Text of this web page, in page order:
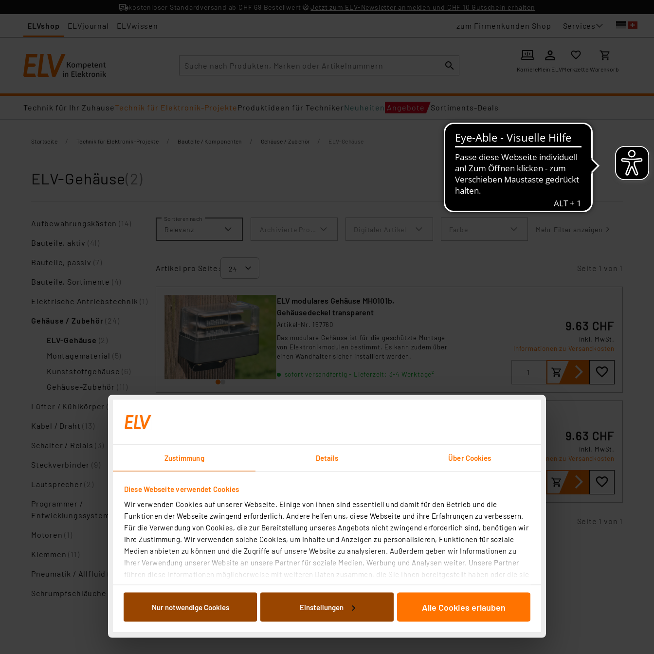
Zustimmung Details Über Cookies
Diese Webseite verwendet Cookies
Wir verwenden Cookies auf unserer Webseite. Einige von ihnen sind essentiell und damit für den Betrieb und die
Funktionen der Webseite zwingend erforderlich. Andere helfen uns, diese Webseite und ihre Erfahrungen zu verbessern.
Für die Verwendung von Cookies, die zur Bereitstellung unseres Angebots nicht zwingend erforderlich sind, benötigen wir
Ihre Zustimmung. Wir verwenden solche Cookies, um Inhalte und Anzeigen zu personalisieren, Funktionen für soziale
Medien anbieten zu können und die Zugriffe auf unsere Website zu analysieren. Außerdem geben wir Informationen zu
Ihrer Verwendung unserer Website an unsere Partner für soziale Medien, Werbung und Analysen weiter. Unsere Partner
führen diese Informationen möglicherweise mit weiteren Daten zusammen, die Sie ihnen bereitgestellt haben oder die sie
Weiterverarbeitung für die nachfolgend dargestellten bzw. die von Ihnen ausgewählten Verarbeitungszwecke (Art. 6
Abs.1a DSG-VO) zu. Eine detaillierte Auflistung der einzelnen Cookies nach Zweck und Anbieter ist durch Klick auf den
Nur notwendige Cookies Einstellungen Alle Cookies erlauben
kostenloser Standardversand ab CHF 69 Bestellwert Jetzt zum ELV-Newsletter anmelden und CHF 10 Gutschein erhalten
ELVshop ELVjournal ELVwissen zum Firmenkunden Shop Services
KarriereMein ELVMerkzettelWarenkorb
Technik für Ihr ZuhauseTechnik für Elektronik-ProjekteProduktideen für TechnikerNeuheiten Angebote Sortiments-Deals
Startseite / Technik für Elektronik-Projekte / Bauteile / Komponenten / Gehäuse / Zubehör / ELV-Gehäuse
ELV-Gehäuse(2)
Aufbewahrungskästen(14)
Bauteile, aktiv (41)
Bauteile, passiv (7)
Bauteile, Sortimente (4)
Elektrische Antriebstechnik(1)
Gehäuse / Zubehör(24)
ELV-Gehäuse (2)
Montagematerial (5)
Kunststoffgehäuse(6)
Gehäuse-Zubehör (11)
Lüfter / Kühlkörper(2)
Kabel / Draht(13)
Schalter / Relais(3)
Steckverbinder(9)
Lautsprecher(2)
Programmer /
Entwicklungssysteme
Motoren(1)
Klemmen(11)
Pneumatik / Allfluid (1)
Schrumpfschläuche
Sortieren nach
Relevanz Archivierte Produkte anzeigenDigitaler Artikel Farbe Mehr Filter anzeigen
Artikel pro Seite: Seite 1 von 1
ELV modulares Gehäuse MH0101b,
Gehäusedeckel transparent
Artikel-Nr. 157760
Das modulare Gehäuse ist für die geschützte Montage
von Elektronikmodulen bestimmt. Es kann zudem über
einen Wandhalter sicher installiert werden.
sofort versandfertig - Lieferzeit: 3-4 Werktage²
9.63 CHF
inkl. MwSt.
Informationen zu Versandkosten
von Elektronikmodulen bestimmt. Es kann zudem über
9.63 CHF
inkl. MwSt.
Informationen zu Versandkosten
Artikel pro Seite: Seite 1 von 1